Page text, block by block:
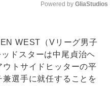
Powered by GliaStudios
WEST（Vリーグ男子
ドスターは中尾貞治ヘ
トサイドヒッターの平
選手に就任することを